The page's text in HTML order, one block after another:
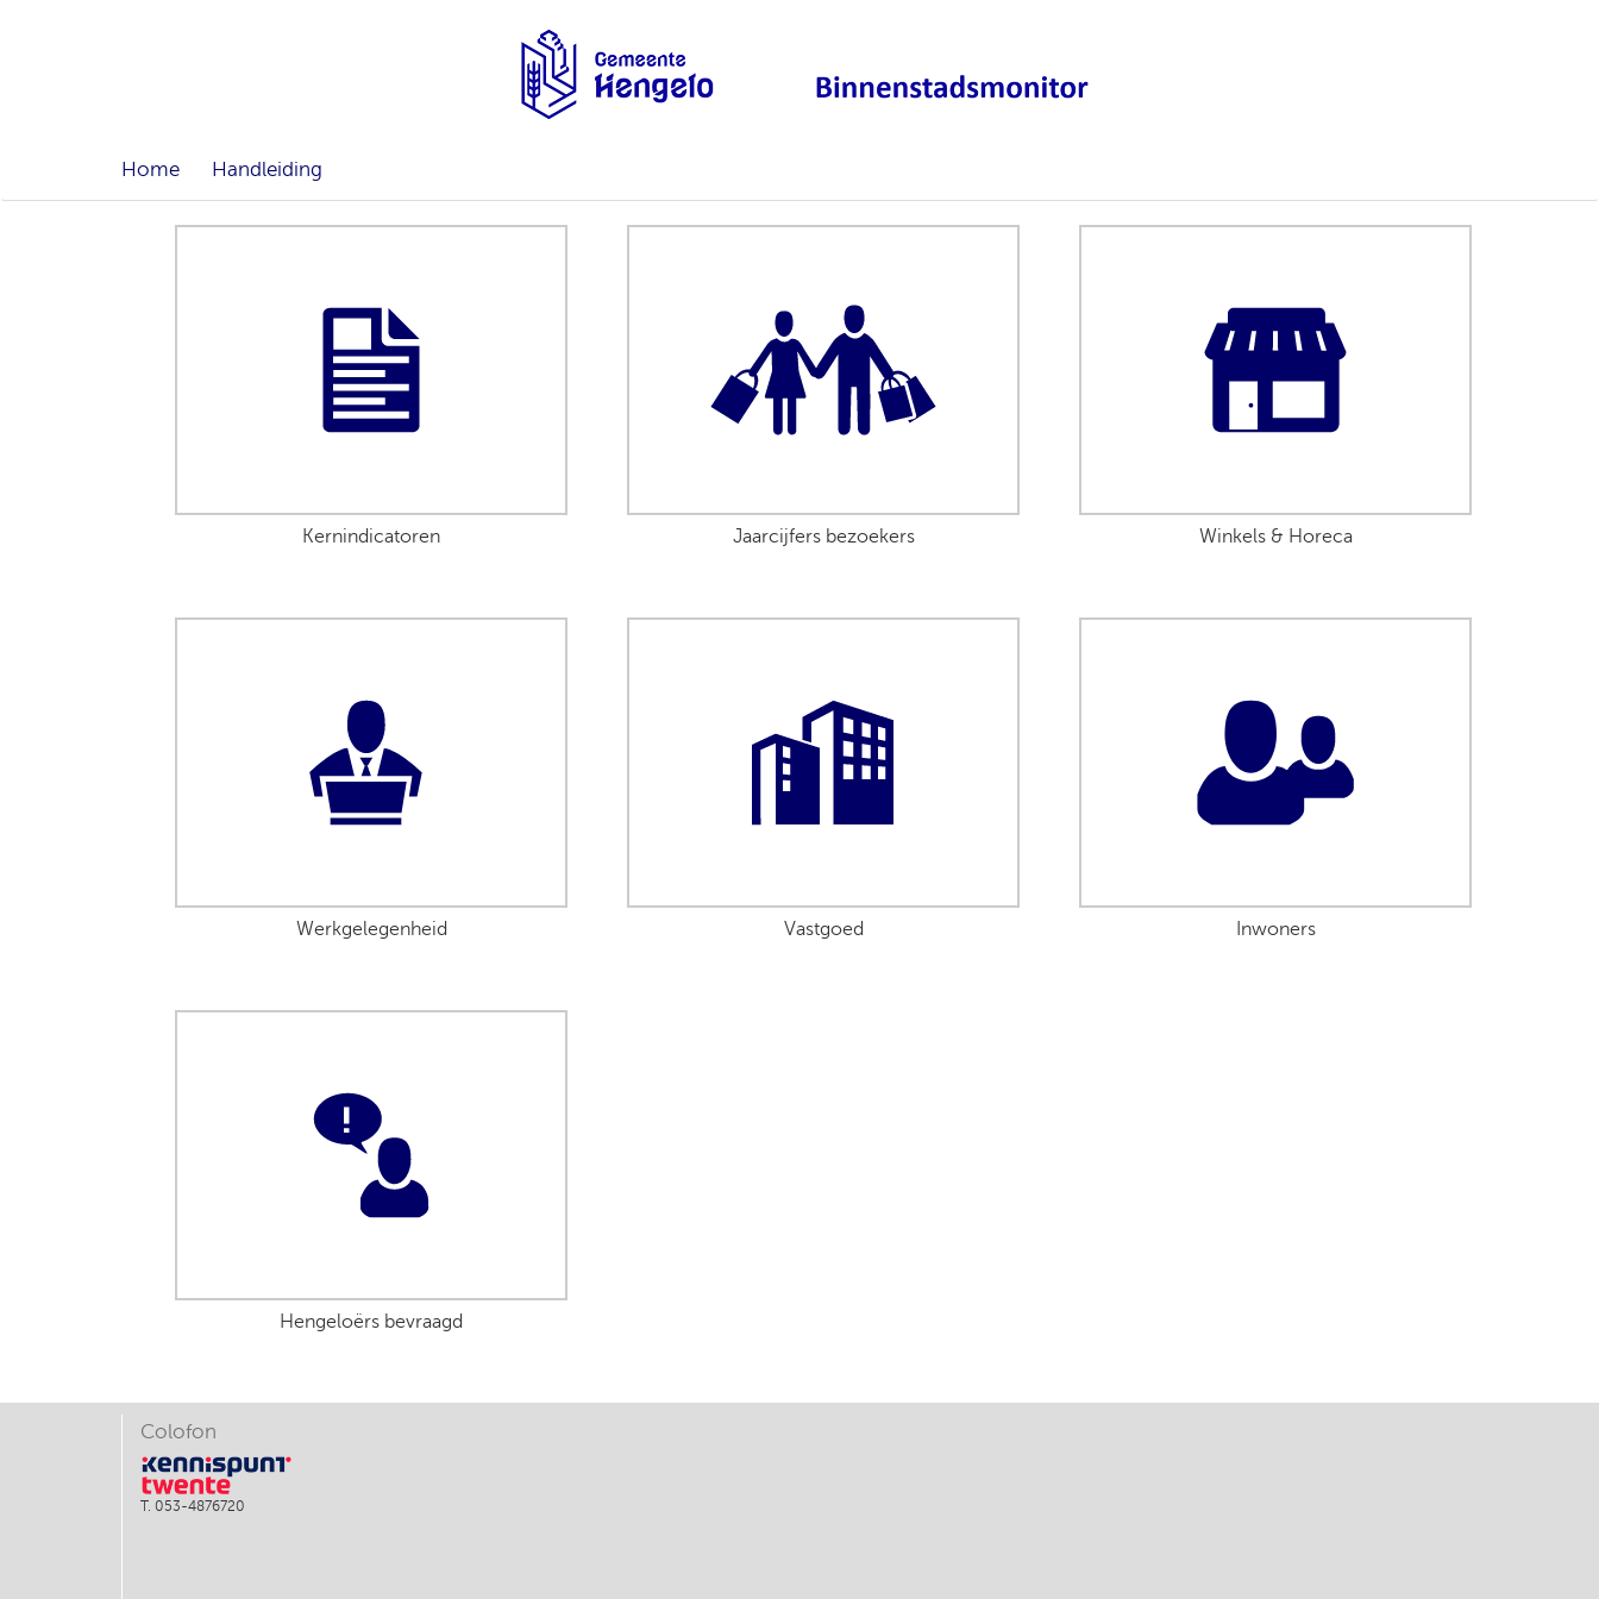
Home Handleiding
Kernindicatoren Jaarcijfers bezoekers Winkels & Horeca
Werkgelegenheid Vastgoed Inwoners
Hengeloërs bevraagd
Colofon
T. 053-4876720